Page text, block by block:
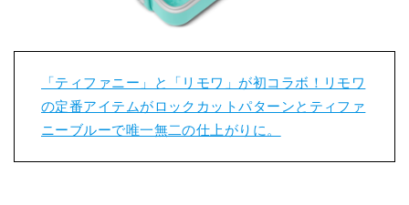
「ティファニー」と「リモワ」が初コラボ！リモワ
の定番アイテムがロックカットパターンとティファ
ニーブルーで唯一無二の仕上がりに。